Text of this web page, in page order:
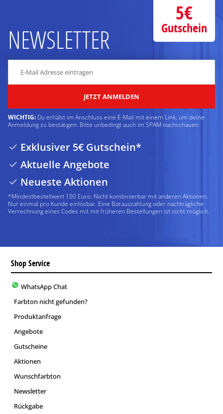
NEWSLETTER
JETZT ANMELDEN
WICHTIG: Du erhälst im Anschluss eine E-Mail mit einem Link, um deine
Anmeldung zu bestätigen. Bitte unbedingt auch im SPAM nachschauen
Exklusiver 5€ Gutschein*
Aktuelle Angebote
Neueste Aktionen
*Mindestbestellwert 100 Euro. Nicht kombinierbar mit anderen Aktionen.
Nur einmal pro Kunde einlösbar. Eine Barauszahlung oder nachträgliche
Verrechnung eines Codes mit mit früheren Bestellungen ist nicht möglich.
5€
Gutschein
Shop Service
WhatsApp Chat
Farbton nicht gefunden?
Produktanfrage
Angebote
Gutscheine
Aktionen
Wunschfarbton
Newsletter
Rückgabe